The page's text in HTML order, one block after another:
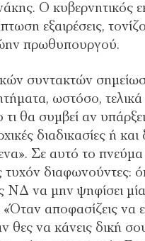
Ο κυβερνητικός
εξαιρέσεις,
πρωθυπουργού.
συντακτών
ωστόσο,
τι θα συμβεί αν
διαδικασίες ή και
Σε αυτό το
διαφωνούντες:
ΝΔ να μην ψηφίσει
αποφασίζεις να
να κάνεις δική σου